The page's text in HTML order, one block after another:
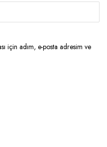
için adım, e-posta adresim ve